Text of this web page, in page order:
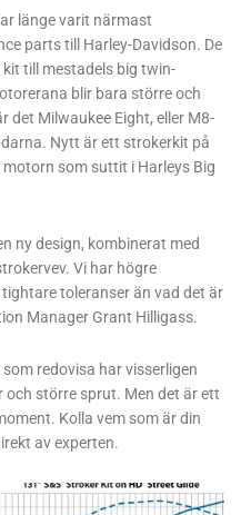
länge varit närmast
parts till Harley-Davidson. De
till mestadels big twin-
blir bara större och
det Milwaukee Eight, eller M8-
Nytt är ett strokerkit på
som suttit i Harleys Big
ny design, kombinerat med
Vi har högre
toleranser än vad det är
Manager Grant Hilligass.
redovisa har visserligen
och större sprut. Men det är ett
Kolla vem som är din
av experten.